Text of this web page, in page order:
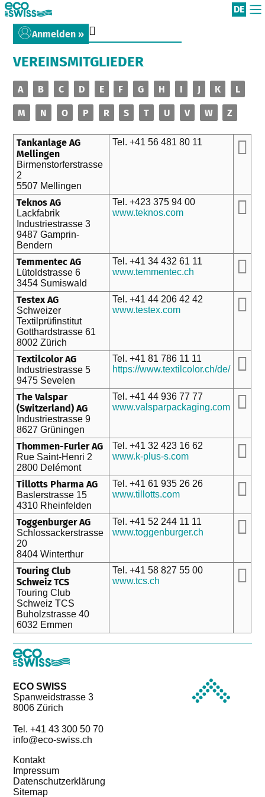
DE
VEREINSMITGLIEDER
A B C D E F G H I J K L
M N O P R S T U V W Z
Tankanlage AG
Mellingen
Birmenstorferstrasse
2
5507 Mellingen
Tel. +41 56 481 80 11
Teknos AG
Lackfabrik
Industriestrasse 3
9487 Gamprin-
Bendern
Tel. +423 375 94 00
www.teknos.com
Temmentec AG
Lütoldstrasse 6
3454 Sumiswald
Tel. +41 34 432 61 11
www.temmentec.ch
Testex AG
Schweizer
Textilprüfinstitut
Gotthardstrasse 61
8002 Zürich
Tel. +41 44 206 42 42
www.testex.com
Textilcolor AG
Industriestrasse 5
9475 Sevelen
Tel. +41 81 786 11 11
https://www.textilcolor.ch/de/
The Valspar
(Switzerland) AG
Industriestrasse 9
8627 Grüningen
Tel. +41 44 936 77 77
www.valsparpackaging.com
Thommen-Furler AG
Rue Saint-Henri 2
2800 Delémont
Tel. +41 32 423 16 62
www.k-plus-s.com
Tillotts Pharma AG
Baslerstrasse 15
4310 Rheinfelden
Tel. +41 61 935 26 26
www.tillotts.com
Toggenburger AG
Schlossackerstrasse
20
8404 Winterthur
Tel. +41 52 244 11 11
www.toggenburger.ch
Touring Club
Schweiz TCS
Touring Club
Schweiz TCS
Buholzstrasse 40
6032 Emmen
Tel. +41 58 827 55 00
www.tcs.ch
Anmelden »
ECO SWISS
Spanweidstrasse 3
8006 Zürich
Tel. +41 43 300 50 70
info@eco-swiss.ch
Kontakt
Impressum
Datenschutzerklärung
Sitemap